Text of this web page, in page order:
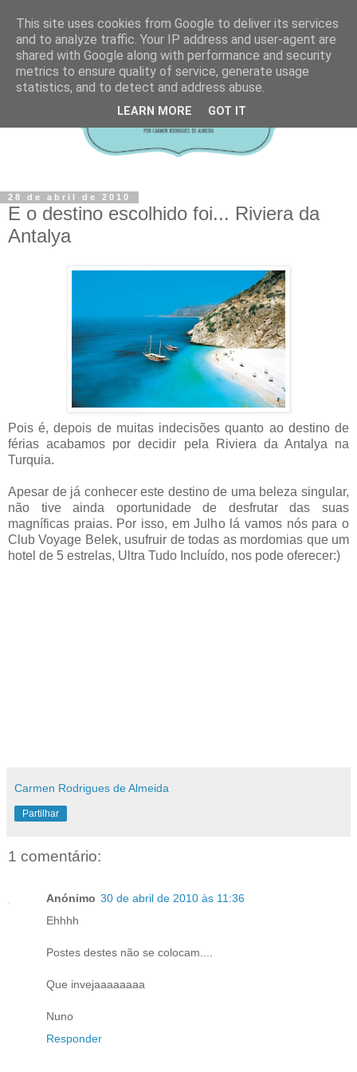
28 de abril de 2010
E o destino escolhido foi... Riviera da
Antalya
Pois é, depois de muitas indecisões quanto ao destino de
férias acabamos por decidir pela Riviera da Antalya na
Turquia.
Apesar de já conhecer este destino de uma beleza singular,
não tive ainda oportunidade de desfrutar das suas
magníficas praias. Por isso, em Julho lá vamos nós para o
Club Voyage Belek, usufruir de todas as mordomias que um
hotel de 5 estrelas, Ultra Tudo Incluído, nos pode oferecer:)
Carmen Rodrigues de Almeida
Partilhar
1 comentário:
Anónimo 30 de abril de 2010 às 11:36
Ehhhh
Postes destes não se colocam....
Que invejaaaaaaaa
Nuno
Responder
This site uses cookies from Google to deliver its services
and to analyze traffic. Your IP address and user-agent are
shared with Google along with performance and security
metrics to ensure quality of service, generate usage
statistics, and to detect and address abuse.
LEARN MORE GOT IT